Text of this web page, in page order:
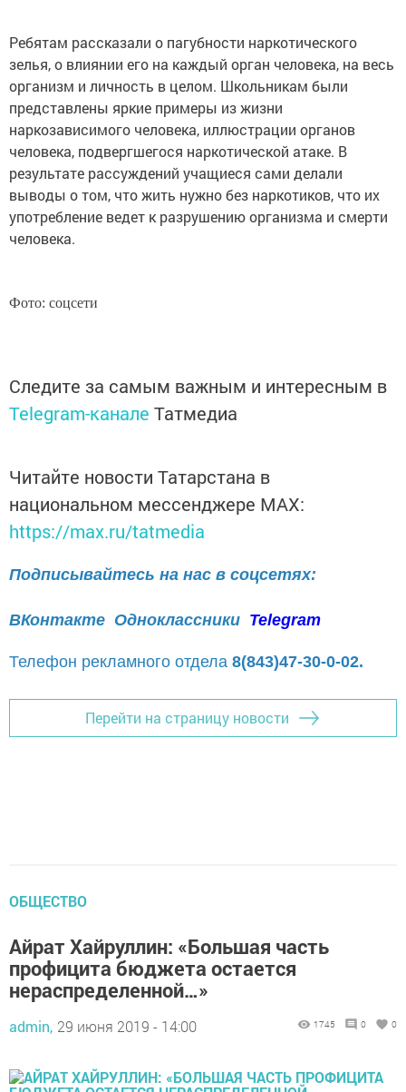
Ребятам рассказали о пагубности наркотического
зелья, о влиянии его на каждый орган человека, на весь
организм и личность в целом. Школьникам были
представлены яркие примеры из жизни
наркозависимого человека, иллюстрации органов
человека, подвергшегося наркотической атаке. В
результате рассуждений учащиеся сами делали
выводы о том, что жить нужно без наркотиков, что их
употребление ведет к разрушению организма и смерти
человека.
Фото: соцсети
Следите за самым важным и интересным в
Telegram-канале Татмедиа
Читайте новости Татарстана в
национальном мессенджере MАХ:
https://max.ru/tatmedia
Подписывайтесь на нас в соцсетях:
ВКонтакте Одноклассники Telegram
Телефон рекламного отдела 8(843)47-30-0-02.
Перейти на страницу новости
ОБЩЕСТВО
Айрат Хайруллин: «Большая часть
профицита бюджета остается
нераспределенной…»
admin, 29 июня 2019 - 14:00 1745 0 0